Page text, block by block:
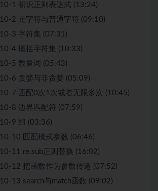
10-1 初识正则表达式 (13:24)
10-2 元字符与普通字符 (09:10)
10-3 字符集 (07:31)
10-4 概括字符集 (10:33)
10-5 数量词 (05:43)
10-6 贪婪与非贪婪 (05:09)
10-7 匹配0次1次或者无限多次 (10:45)
10-8 边界匹配符 (07:59)
10-9 组 (03:36)
10-10 匹配模式参数 (06:46)
10-11 re.sub正则替换 (16:02)
10-12 把函数作为参数传递 (07:52)
10-13 search与match函数 (09:02)